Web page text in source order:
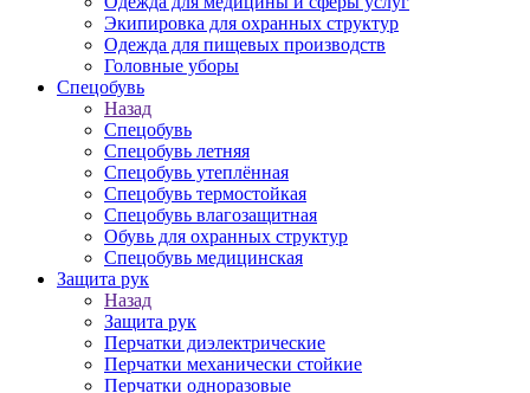
Экипировка для охранных структур
Одежда для пищевых производств
Головные уборы
Спецобувь
Назад
Спецобувь
Спецобувь летняя
Спецобувь утеплённая
Спецобувь термостойкая
Спецобувь влагозащитная
Обувь для охранных структур
Спецобувь медицинская
Защита рук
Назад
Защита рук
Перчатки диэлектрические
Перчатки механически стойкие
Перчатки одноразовые